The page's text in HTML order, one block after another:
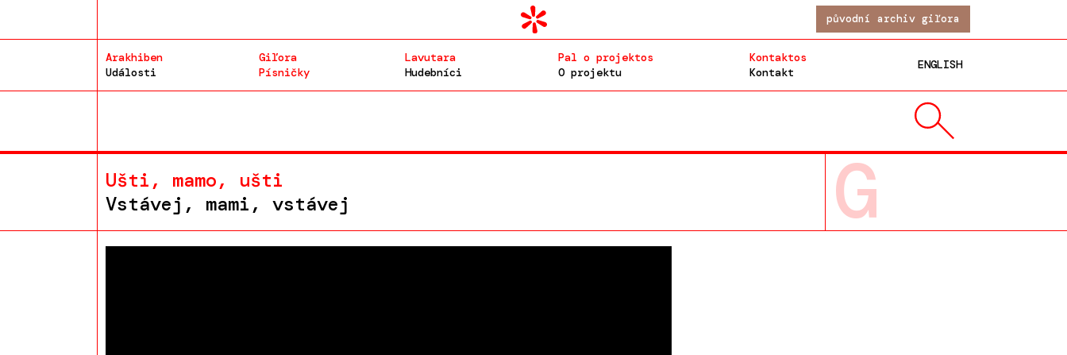
původní archiv giľora
Arakhiben
Události
Giľora
Písničky
Lavutara
Hudebníci
Pal o projektos
O projektu
Kontaktos
Kontakt
ENGLISH
Ušti, mamo, ušti
Vstávej, mami, vstávej
G